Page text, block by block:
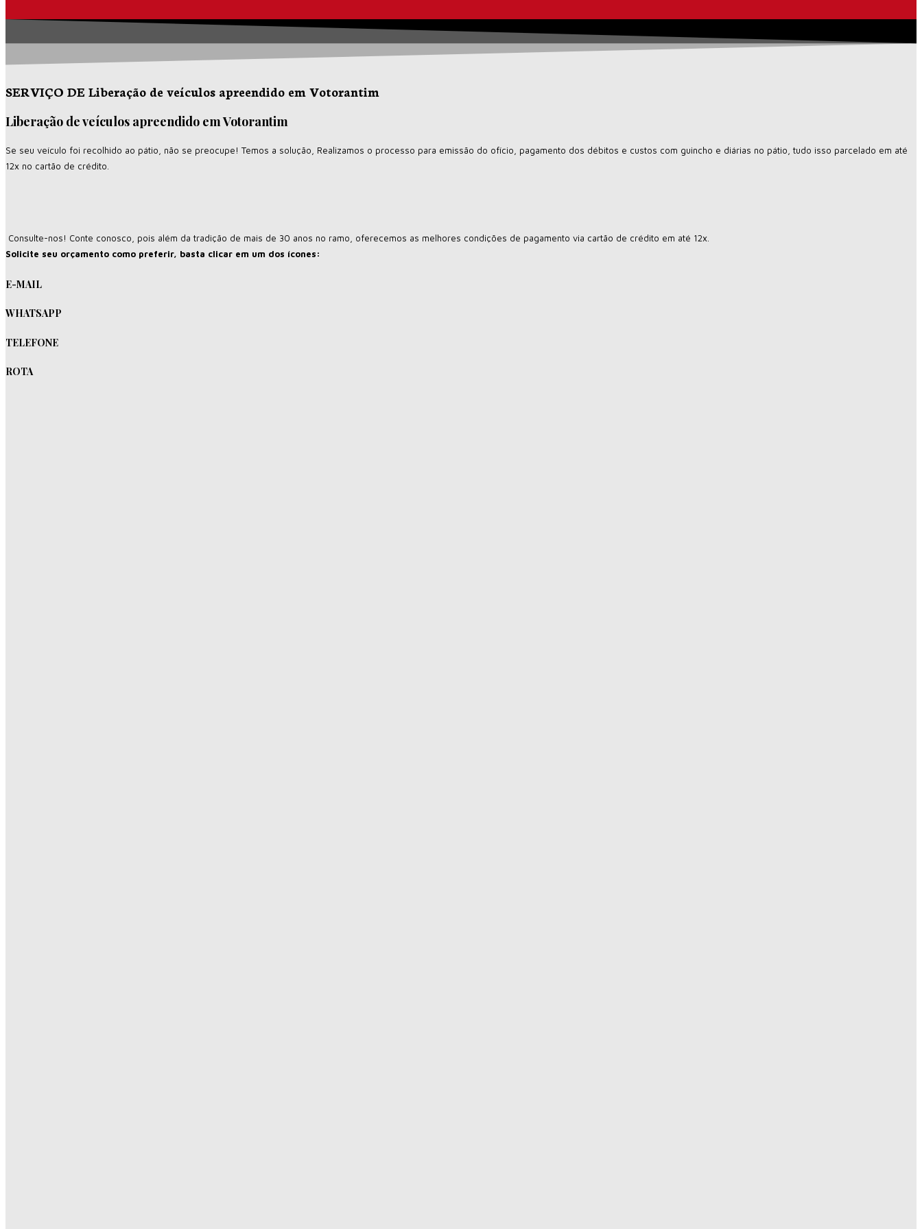
SERVIÇO DE Liberação de veículos apreendido em Votorantim
Liberação de veículos apreendido em Votorantim
Se seu veículo foi recolhido ao pátio, não se preocupe! Temos a solução, Realizamos o processo para emissão do ofício, pagamento dos débitos e custos com guincho e diárias no pátio, tudo isso parcelado em até
12x no cartão de crédito.
Consulte-nos! Conte conosco, pois além da tradição de mais de 30 anos no ramo, oferecemos as melhores condições de pagamento via cartão de crédito em até 12x.
Solicite seu orçamento como preferir, basta clicar em um dos ícones:
E-MAIL
WHATSAPP
TELEFONE
ROTA